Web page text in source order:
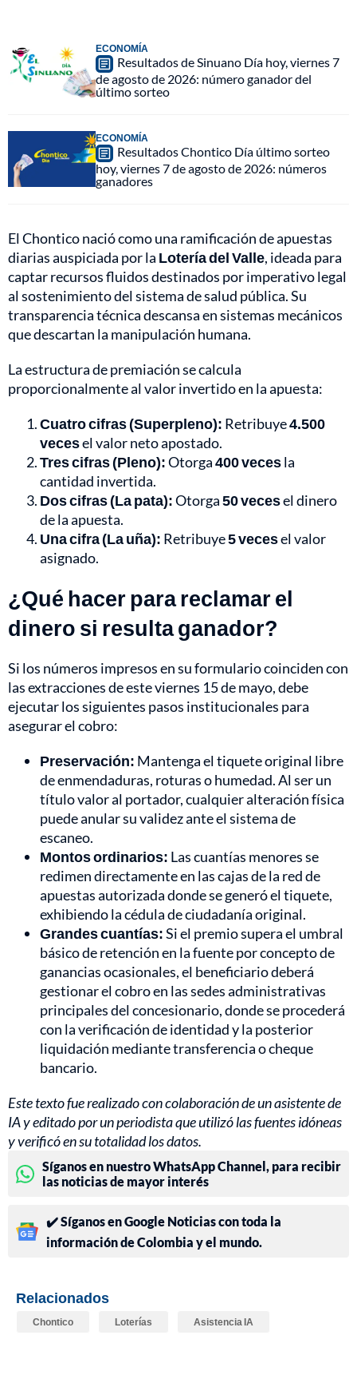
ECONOMÍA
Resultados de Sinuano Día hoy, viernes 7
de agosto de 2026: número ganador del
último sorteo
ECONOMÍA
Resultados Chontico Día último sorteo
hoy, viernes 7 de agosto de 2026: números
ganadores
El Chontico nació como una ramificación de apuestas
diarias auspiciada por la Lotería del Valle, ideada para
captar recursos fluidos destinados por imperativo legal
al sostenimiento del sistema de salud pública. Su
transparencia técnica descansa en sistemas mecánicos
que descartan la manipulación humana.
La estructura de premiación se calcula
proporcionalmente al valor invertido en la apuesta:
Cuatro cifras (Superpleno): Retribuye4.500
vecesel valor neto apostado.
Tres cifras (Pleno):Otorga400 vecesla
cantidad invertida.
Dos cifras (La pata):Otorga50 vecesel dinero
de la apuesta.
Una cifra (La uña): Retribuye5 vecesel valor
asignado.
¿Qué hacer para reclamar el
dinero si resulta ganador?
Si los números impresos en su formulario coinciden con
las extracciones de este viernes 15 de mayo, debe
ejecutar los siguientes pasos institucionales para
asegurar el cobro:
Preservación: Mantenga el tiquete original libre
de enmendaduras, roturas o humedad. Al ser un
título valor al portador, cualquier alteración física
puede anular su validez ante el sistema de
escaneo.
Montos ordinarios: Las cuantías menores se
redimen directamente en las cajas de la red de
apuestas autorizada donde se generó el tiquete,
exhibiendo la cédula de ciudadanía original.
Grandes cuantías:Si el premio supera el umbral
básico de retención en la fuente por concepto de
ganancias ocasionales, el beneficiario deberá
gestionar el cobro en las sedes administrativas
principales del concesionario, donde se procederá
con la verificación de identidad y la posterior
liquidación mediante transferencia o cheque
bancario.
Este texto fue realizado con colaboración de un asistente de
IA y editado por un periodista que utilizó las fuentes idóneas
y verificó en su totalidad los datos.
Síganos en nuestro WhatsApp Channel, para recibir
las noticias de mayor interés
✔️ Síganos en Google Noticias con toda la
información de Colombia y el mundo.
Relacionados
Chontico Loterías Asistencia IA